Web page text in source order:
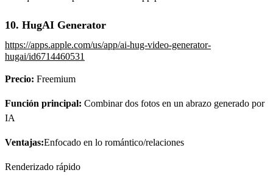
10. HugAI Generator
https://apps.apple.com/us/app/ai-hug-video-generator-
hugai/id6714460531
Precio: Freemium
Función principal: Combinar dos fotos en un abrazo generado por
IA
Ventajas:Enfocado en lo romántico/relaciones
Renderizado rápido